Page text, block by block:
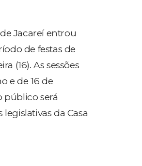
Jacareí entrou
de festas de
(16). As sessões
e de 16 de
público será
da Casa